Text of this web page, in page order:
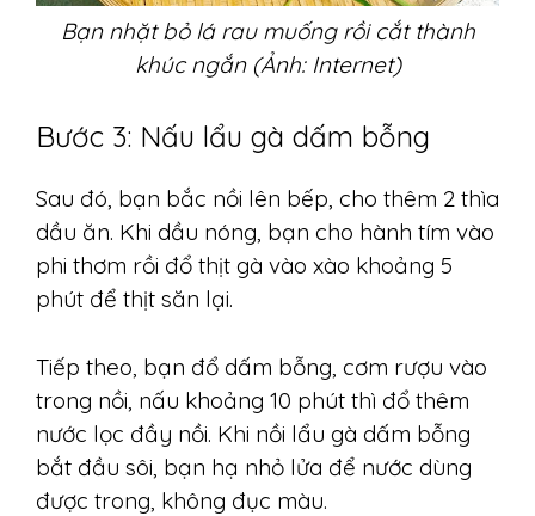
Bạn nhặt bỏ lá rau muống rồi cắt thành
khúc ngắn (Ảnh: Internet)
Bước 3: Nấu lẩu gà dấm bỗng
Sau đó, bạn bắc nồi lên bếp, cho thêm 2 thìa
dầu ăn. Khi dầu nóng, bạn cho hành tím vào
phi thơm rồi đổ thịt gà vào xào khoảng 5
phút để thịt săn lại.
Tiếp theo, bạn đổ dấm bỗng, cơm rượu vào
trong nồi, nấu khoảng 10 phút thì đổ thêm
nước lọc đầy nồi. Khi nồi lẩu gà dấm bỗng
bắt đầu sôi, bạn hạ nhỏ lửa để nước dùng
được trong, không đục màu.